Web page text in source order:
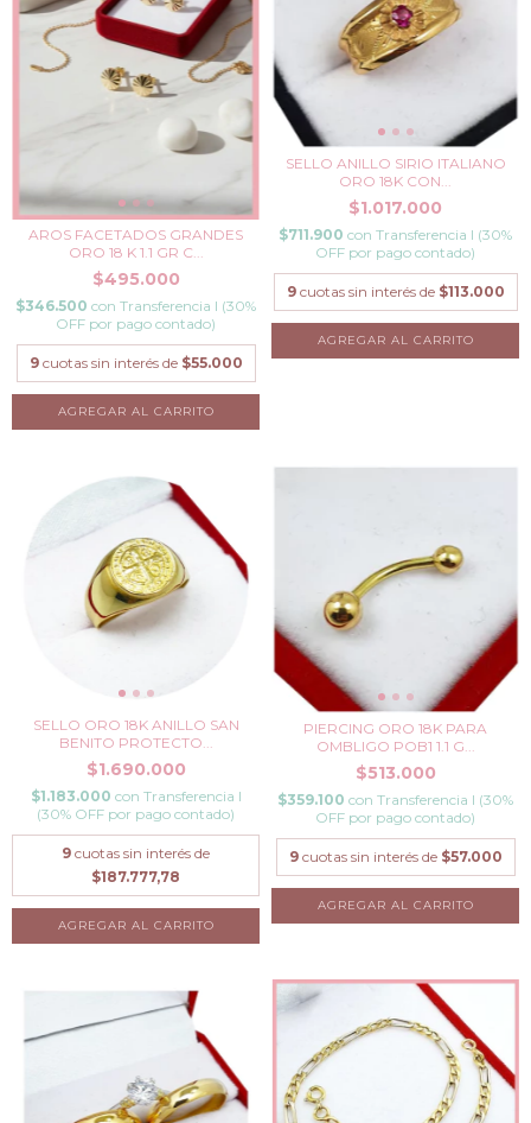
AROS FACETADOS GRANDES
ORO 18 K 1.1 GR C...
$495.000
$346.500 con Transferencia I (30%
OFF por pago contado)
9 cuotas sin interés de $55.000
SELLO ANILLO SIRIO ITALIANO
ORO 18K CON...
$1.017.000
$711.900 con Transferencia I (30%
OFF por pago contado)
9 cuotas sin interés de $113.000
AGREGAR AL CARRITO
SELLO ORO 18K ANILLO SAN
BENITO PROTECTO...
$1.690.000
$1.183.000 con Transferencia I
(30% OFF por pago contado)
9 cuotas sin interés de
$187.777,78
AGREGAR AL CARRITO
PIERCING ORO 18K PARA
OMBLIGO POB1 1.1 G...
$513.000
$359.100 con Transferencia I (30%
OFF por pago contado)
9 cuotas sin interés de $57.000